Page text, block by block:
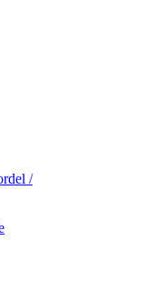
/